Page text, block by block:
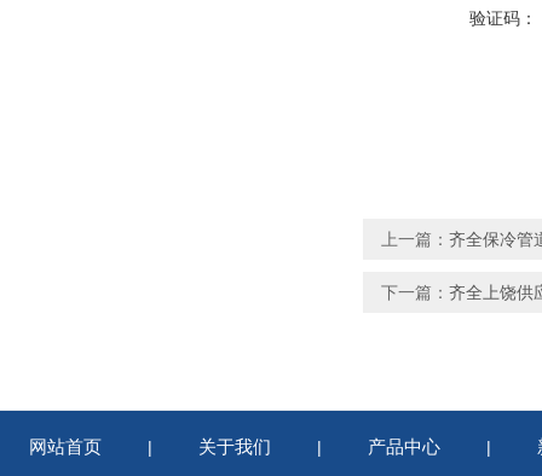
验证码：
上一篇： 齐全保冷管
下一篇： 齐全上饶供
网站首页 | 关于我们 | 产品中心 |